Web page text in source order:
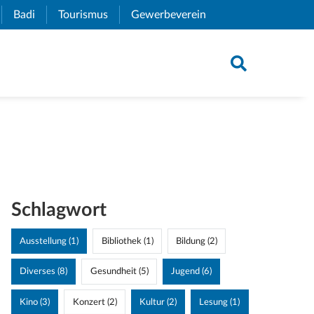
Link)
Badi (External Link)
Tourismus (External Link)
Gewerbeverein
Schlagwort
Ausstellung (1) Bibliothek (1) Bildung (2)
Diverses (8) Gesundheit (5) Jugend (6)
Kino (3) Konzert (2) Kultur (2) Lesung (1)